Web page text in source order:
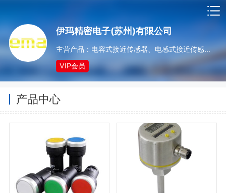
伊玛精密电子(苏州)有限公司
主营产品：电容式接近传感器、电感式接近传感器、阀门开关、光电传感器、流动传感器、温度传感器、压力传感器、流动温度传感器、速度监视器、AS-i 总线系统、01系列 16mm 控制开关、02系列 22/25/30m
VIP会员
产品中心